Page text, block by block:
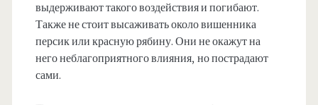
выдерживают такого воздействия и погибают.
Также не стоит высаживать около вишенника
персик или красную рябину. Они не окажут на
него неблагоприятного влияния, но пострадают
сами.